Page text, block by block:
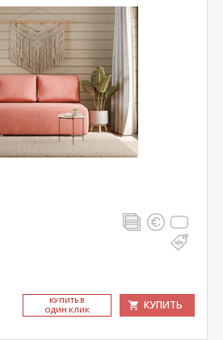
КУ­ПИТЬ В
ОДИН КЛИК
КУПИТЬ